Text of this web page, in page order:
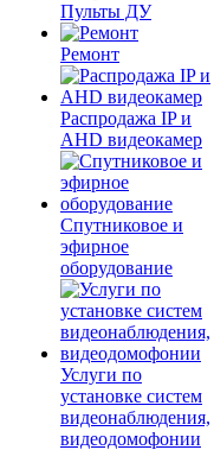
Пульты ДУ
Ремонт
Распродажа IP и
AHD видеокамер
Спутниковое и
эфирное
оборудование
Услуги по
установке систем
видеонаблюдения,
видеодомофонии